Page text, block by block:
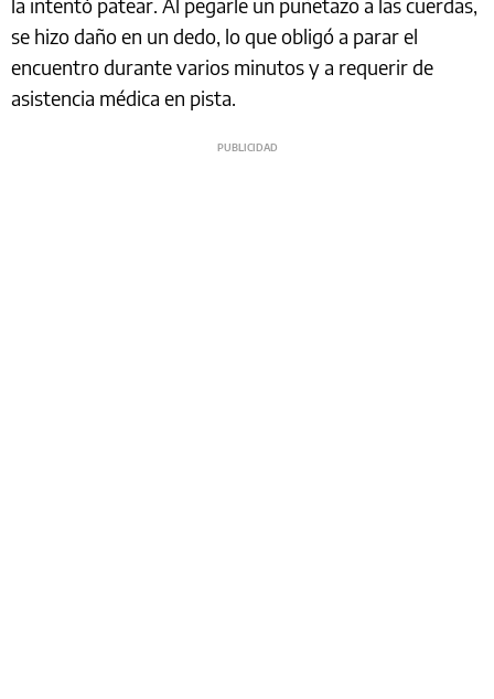
la intentó patear. Al pegarle un puñetazo a las cuerdas,
se hizo daño en un dedo, lo que obligó a parar el
encuentro durante varios minutos y a requerir de
asistencia médica en pista.